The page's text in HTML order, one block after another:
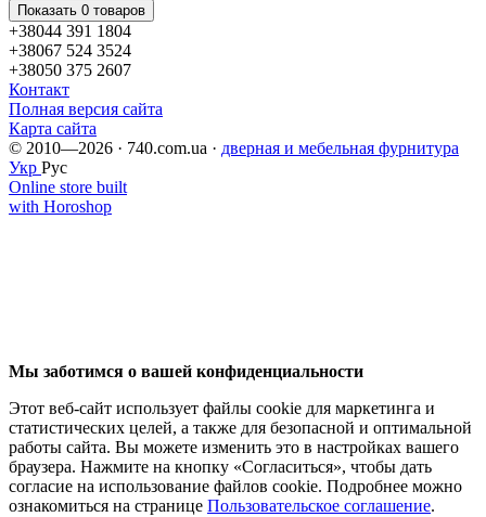
Показать 0 товаров
+38044 391 1804
+38067 524 3524
+38050 375 2607
Контакт
Полная версия сайта
Карта сайта
© 2010—2026 · 740.com.ua · дверная и мебельная фурнитура
Укр Рус
Online store built
with Horoshop
Мы заботимся о вашей конфиденциальности
Этот веб-сайт использует файлы cookie для маркетинга и
статистических целей, а также для безопасной и оптимальной
работы сайта. Вы можете изменить это в настройках вашего
браузера. Нажмите на кнопку «Согласиться», чтобы дать
согласие на использование файлов cookie. Подробнее можно
ознакомиться на странице Пользовательское соглашение.